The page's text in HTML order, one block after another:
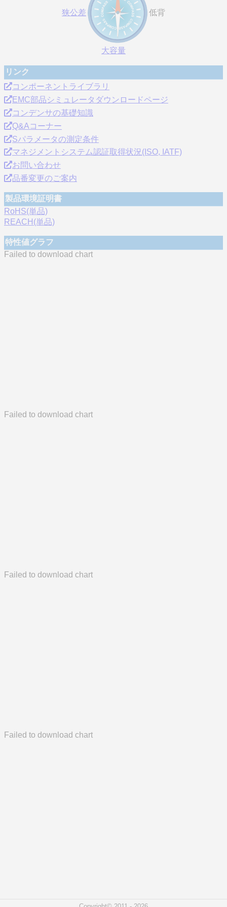
狭公差 低背
大容量
リンク
コンポーネントライブラリ
EMC部品シミュレータダウンロードページ
コンデンサの基礎知識
Q&Aコーナー
Sパラメータの測定条件
マネジメントシステム認証取得状況(ISO, IATF)
お問い合わせ
品番変更のご案内
製品環境証明書
RoHS(単品)
REACH(単品)
特性値グラフ
Failed to download chart
Failed to download chart
Failed to download chart
Failed to download chart